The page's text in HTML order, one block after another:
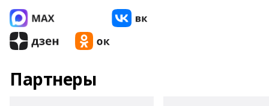
Партнеры